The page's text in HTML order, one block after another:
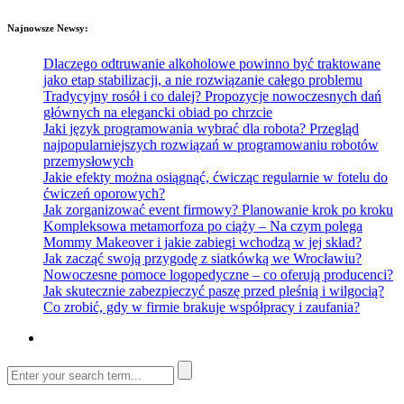
Najnowsze Newsy:
Dlaczego odtruwanie alkoholowe powinno być traktowane
jako etap stabilizacji, a nie rozwiązanie całego problemu
Tradycyjny rosół i co dalej? Propozycje nowoczesnych dań
głównych na elegancki obiad po chrzcie
Jaki język programowania wybrać dla robota? Przegląd
najpopularniejszych rozwiązań w programowaniu robotów
przemysłowych
Jakie efekty można osiągnąć, ćwicząc regularnie w fotelu do
ćwiczeń oporowych?
Jak zorganizować event firmowy? Planowanie krok po kroku
Kompleksowa metamorfoza po ciąży – Na czym polega
Mommy Makeover i jakie zabiegi wchodzą w jej skład?
Jak zacząć swoją przygodę z siatkówką we Wrocławiu?
Nowoczesne pomoce logopedyczne – co oferują producenci?
Jak skutecznie zabezpieczyć paszę przed pleśnią i wilgocią?
Co zrobić, gdy w firmie brakuje współpracy i zaufania?